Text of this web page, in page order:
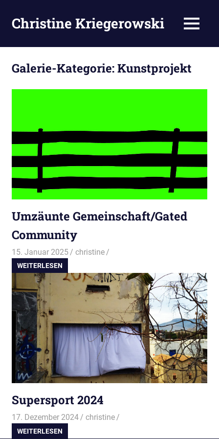
Inhalt
springen
Christine Kriegerowski MENÜ
Galerie-Kategorie:Kunstprojekt
Umzäunte Gemeinschaft/Gated
Community
15. Januar 2025 christine
WEITERLESEN
Supersport 2024
17. Dezember 2024 christine
WEITERLESEN